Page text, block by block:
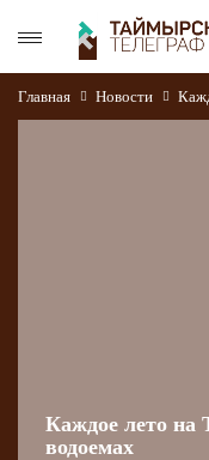
Главная Новости
Каждое лето на
водоемах